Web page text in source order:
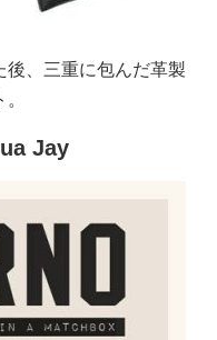
後、三重に包んだ革製
Jay